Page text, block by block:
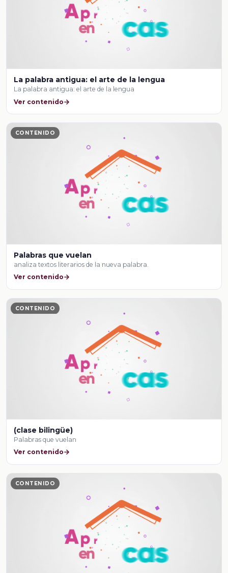
La palabra antigua: el arte de la lengua
La palabra antigua: el arte de la lengua
Ver contenido
CONTENIDO
Palabras que vuelan
analiza textos literarios de la nueva palabra.
Ver contenido
CONTENIDO
(clase bilingüe)
Palabras que vuelan
Ver contenido
CONTENIDO